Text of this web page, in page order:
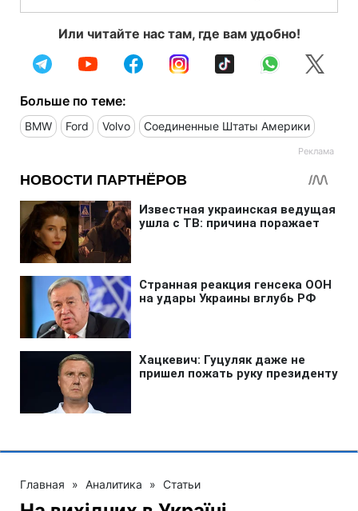
Или читайте нас там, где вам удобно!
Больше по теме:
BMW Ford Volvo Соединенные Штаты Америки
Главная » Аналитика » Статьи